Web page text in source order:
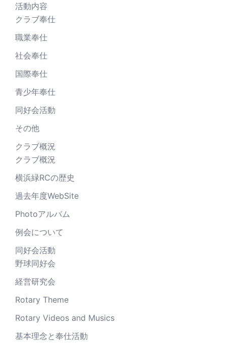
活動内容
クラブ奉仕
職業奉仕
社会奉仕
国際奉仕
青少年奉仕
同好会活動
その他
クラブ概況
クラブ概況
横浜緑RCの歴史
過去年度WebSite
Photoアルバム
例会について
同好会活動
野球同好会
経営研究会
Rotary Theme
Rotary Videos and Musics
基本理念と奉仕活動